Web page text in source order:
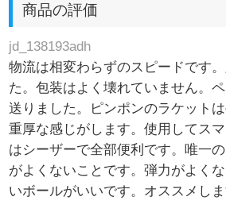
商品の評価
jd_138193adh
物流は相変わらずのスピードです
た。包装はよく壊れていません。
送りました。ピンポンのラケットは
重厚な感じがします。使用してス
はシーザーで全部便利です。唯一
がよくないことです。弾力がよく
いボールがいいです。オススメしま